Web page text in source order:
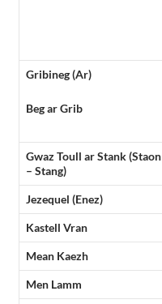
Gribineg (Ar)
Beg ar Grib
Gwaz Toull ar Stank (Staon
– Stang)
Jezequel (Enez)
Kastell Vran
Mean Kaezh
Men Lamm